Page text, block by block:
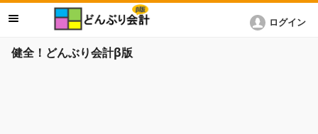
健全！どんぶり会計β版
ログイン